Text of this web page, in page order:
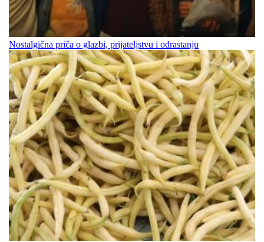
Nostalgična priča o glazbi, prijateljstvu i odrastanju